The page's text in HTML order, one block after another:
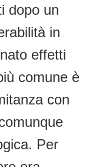
dopo un
in
effetti
comune è
con
Per